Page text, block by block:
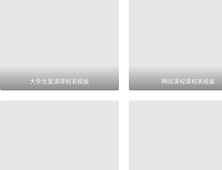
大学生复课课程表模板 网络课程课程表模板